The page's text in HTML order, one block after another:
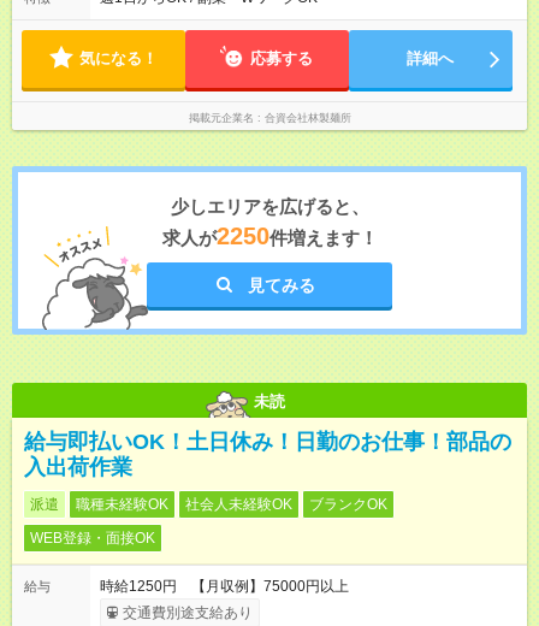
気になる！ 応募する 詳細へ
掲載元企業名 合資会社林製麺所
少しエリアを広げると、
求人が2250件増えます！
見てみる
未読
給与即払いOK！土日休み！日勤のお仕事！部品の
入出荷作業
派遣 職種未経験OK 社会人未経験OK
ブランクOK
WEB登録・面接OK
給与
時給1250円 【月収例】75000円以上
交通費別途支給あり